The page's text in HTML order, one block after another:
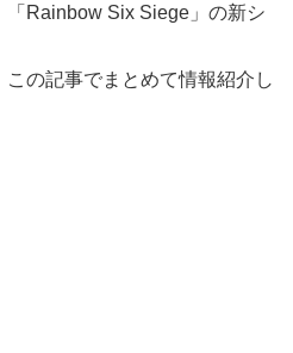
Rainbow Six Siege」の新シ
の記事でまとめて情報紹介し